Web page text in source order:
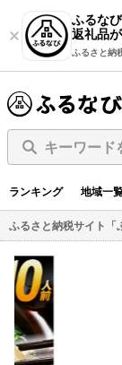
ふるな
返礼品
ふるさと納
キーワード
ランキング 地域一
ふるさと納税サイト「